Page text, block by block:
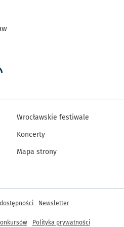
Wrocławskie festiwale
Koncerty
Mapa strony
Newsletter
Polityka prywatności